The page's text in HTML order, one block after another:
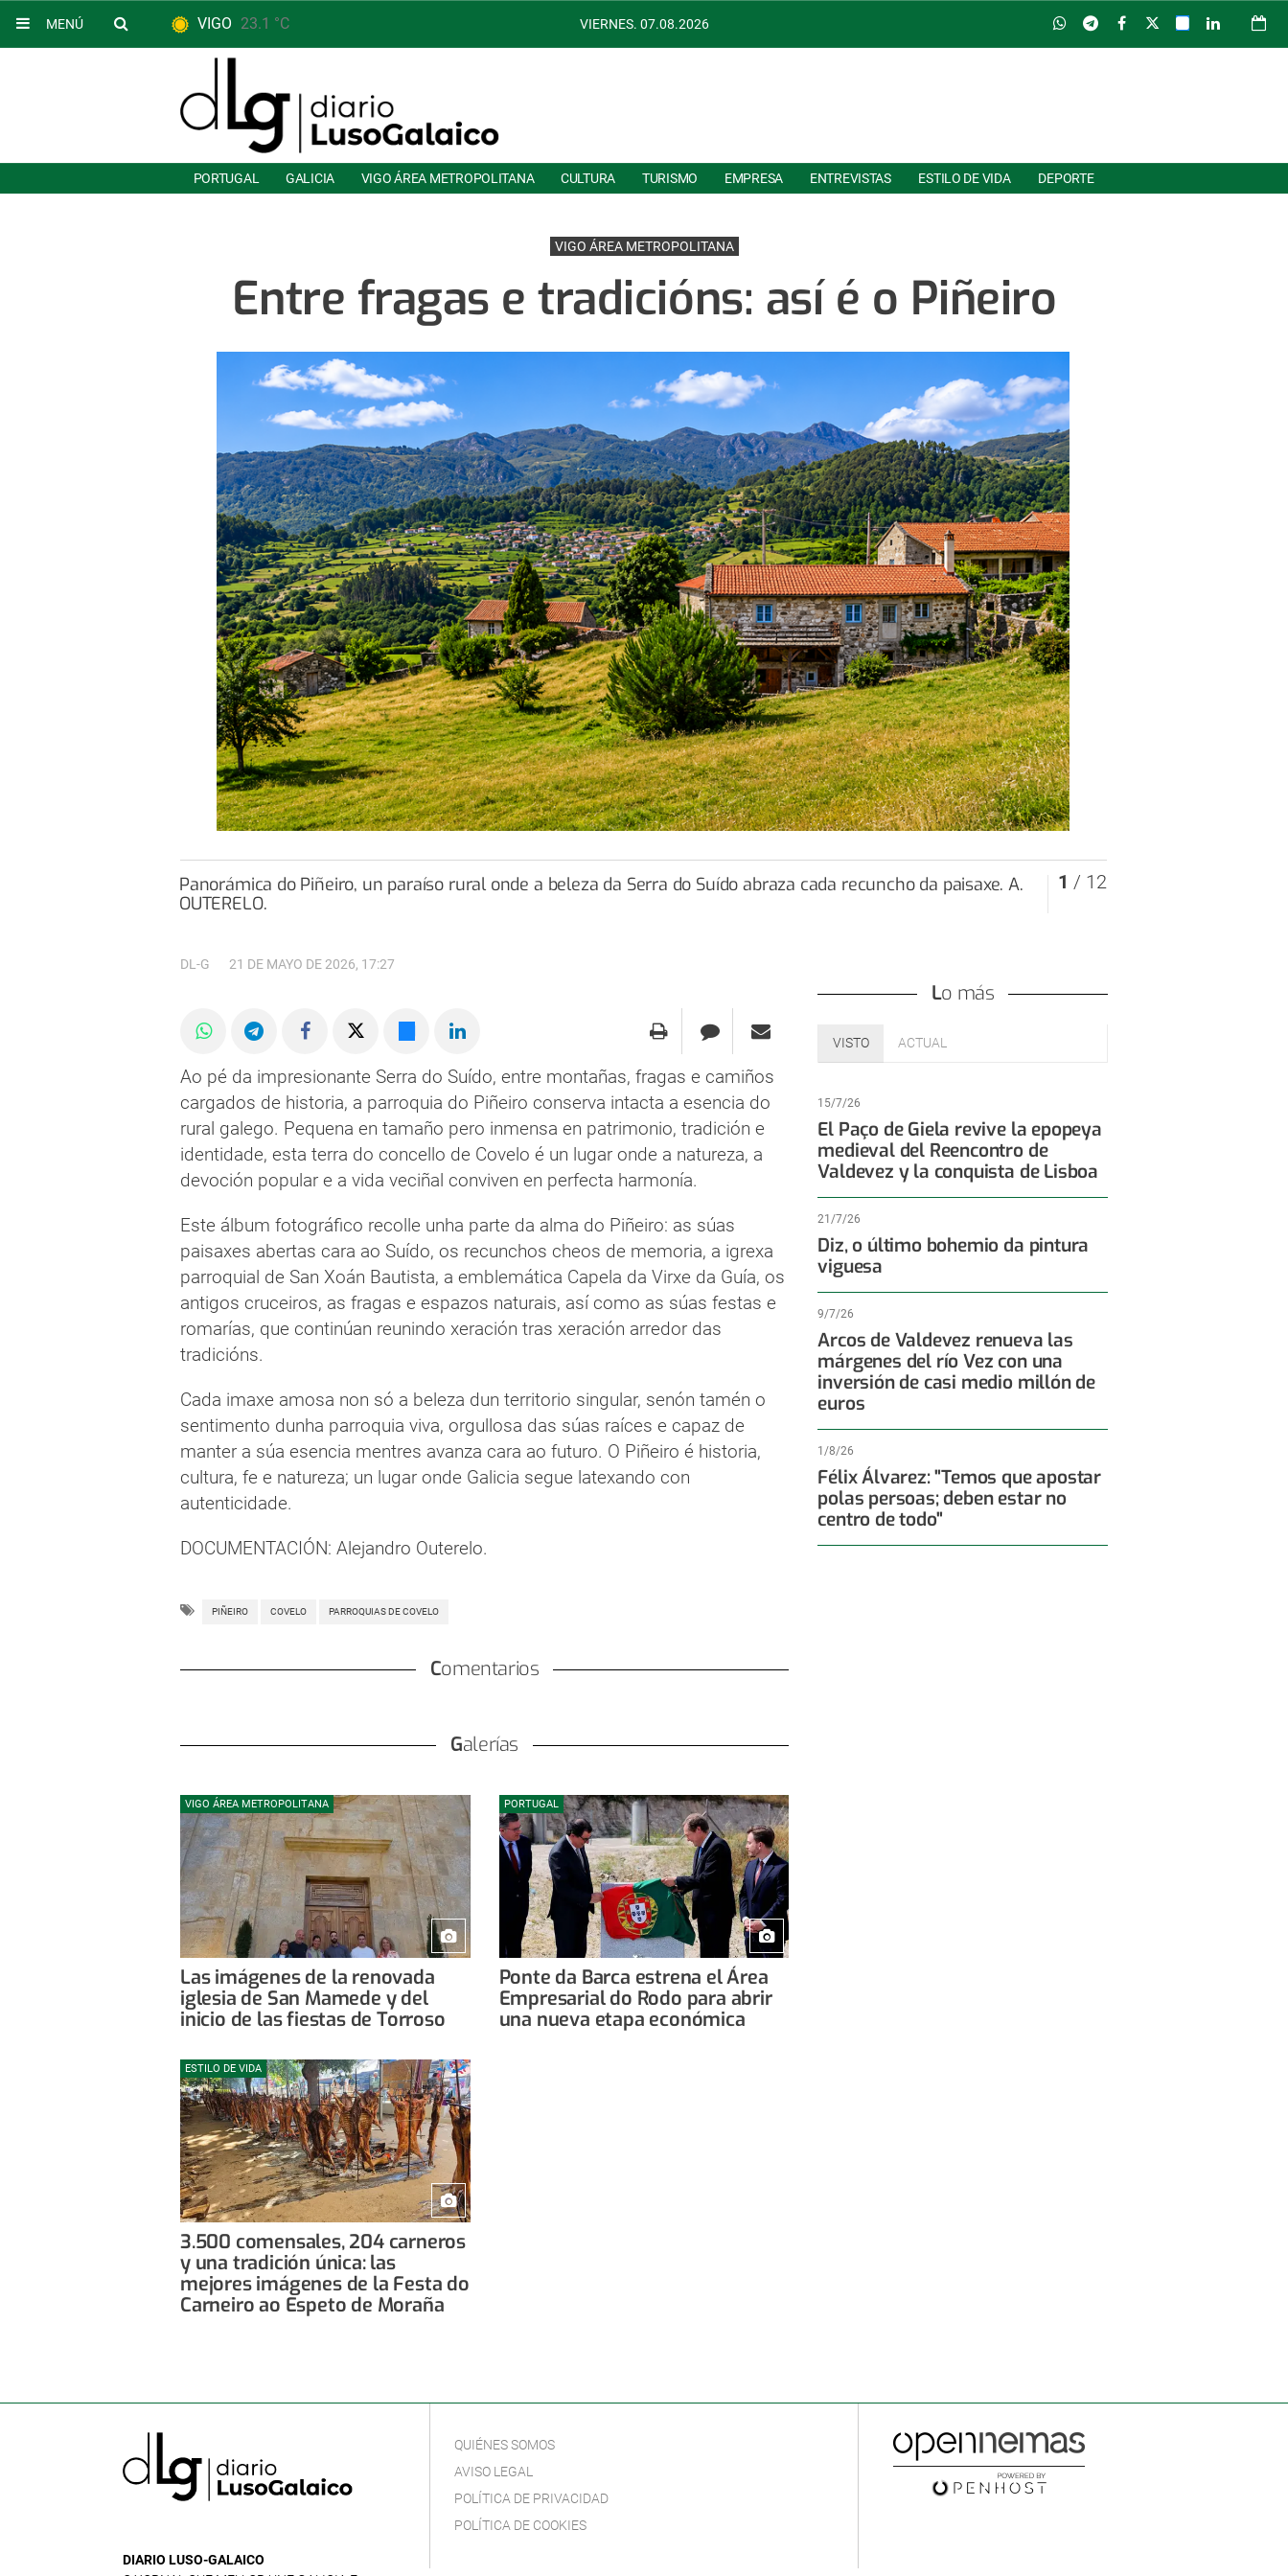
MENÚ VIGO 23.1 °C VIERNES. 07.08.2026
PORTUGAL GALICIA VIGO ÁREA METROPOLITANA CULTURA TURISMO EMPRESA ENTREVISTAS ESTILO DE VIDA DEPORTE
VIGO ÁREA METROPOLITANA
Entre fragas e tradicións: así é o Piñeiro
Panorámica do Piñeiro, un paraíso rural onde a beleza da Serra do Suído abraza cada recuncho da paisaxe. A.
OUTERELO.
1 / 12
21 DE MAYO DE 2026, 17:27
DL-G
Ao pé da impresionante Serra do Suído, entre montañas, fragas e camiños
cargados de historia, a parroquia do Piñeiro conserva intacta a esencia do
rural galego. Pequena en tamaño pero inmensa en patrimonio, tradición e
identidade, esta terra do concello de Covelo é un lugar onde a natureza, a
devoción popular e a vida veciñal conviven en perfecta harmonía.
Este álbum fotográfico recolle unha parte da alma do Piñeiro: as súas
paisaxes abertas cara ao Suído, os recunchos cheos de memoria, a igrexa
parroquial de San Xoán Bautista, a emblemática Capela da Virxe da Guía, os
antigos cruceiros, as fragas e espazos naturais, así como as súas festas e
romarías, que continúan reunindo xeración tras xeración arredor das
tradicións.
Cada imaxe amosa non só a beleza dun territorio singular, senón tamén o
sentimento dunha parroquia viva, orgullosa das súas raíces e capaz de
manter a súa esencia mentres avanza cara ao futuro. O Piñeiro é historia,
cultura, fe e natureza; un lugar onde Galicia segue latexando con
autenticidade.
DOCUMENTACIÓN: Alejandro Outerelo.
PIÑEIRO COVELO PARROQUIAS DE COVELO
Comentarios
Galerías
VIGO ÁREA METROPOLITANA
Las imágenes de la renovada
iglesia de San Mamede y del
inicio de las fiestas de Torroso
PORTUGAL
Ponte da Barca estrena el Área
Empresarial do Rodo para abrir
una nueva etapa económica
ESTILO DE VIDA
3.500 comensales, 204 carneros
y una tradición única: las
mejores imágenes de la Festa do
Carneiro ao Espeto de Moraña
Lo más
VISTO ACTUAL
15/7/26
El Paço de Giela revive la epopeya
medieval del Reencontro de
Valdevez y la conquista de Lisboa
21/7/26
Diz, o último bohemio da pintura
viguesa
9/7/26
Arcos de Valdevez renueva las
márgenes del río Vez con una
inversión de casi medio millón de
euros
1/8/26
Félix Álvarez: "Temos que apostar
polas persoas; deben estar no
centro de todo"
DIARIO LUSO-GALAICO
QUIÉNES SOMOS
AVISO LEGAL
POLÍTICA DE PRIVACIDAD
POLÍTICA DE COOKIES